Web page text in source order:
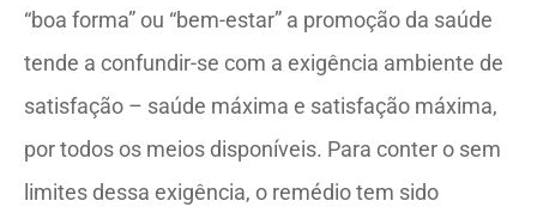
“boa forma” ou “bem-estar” a promoção da saúde
tende a confundir-se com a exigência ambiente de
satisfação – saúde máxima e satisfação máxima,
por todos os meios disponíveis. Para conter o sem
limites dessa exigência, o remédio tem sido